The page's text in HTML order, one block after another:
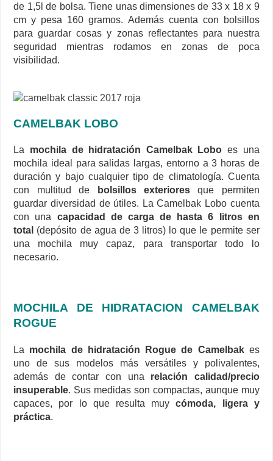
de 1,5l de bolsa. Tiene unas dimensiones de 33 x 18 x 9
cm y pesa 160 gramos. Además cuenta con bolsillos
para guardar cosas y zonas reflectantes para nuestra
seguridad mientras rodamos en zonas de poca
visibilidad.
CAMELBAK LOBO
La mochila de hidratación Camelbak Lobo es una
mochila ideal para salidas largas, entorno a 3 horas de
duración y bajo cualquier tipo de climatología. Cuenta
con multitud de
bolsillos exterioresque permiten
guardar diversidad de útiles. La Camelbak Lobo cuenta
con una capacidad de carga de hasta 6 litros en
total (depósito de agua de 3 litros) lo que le permite ser
una mochila muy capaz, para transportar todo lo
necesario.
MOCHILA DE HIDRATACION CAMELBAK
ROGUE
La mochila de hidratación Rogue de Camelbak es
uno de sus modelos más versátiles y polivalentes,
además de contar con una relación calidad/precio
insuperable. Sus medidas son compactas, aunque muy
capaces, por lo que resulta muycómoda, ligera y
práctica.